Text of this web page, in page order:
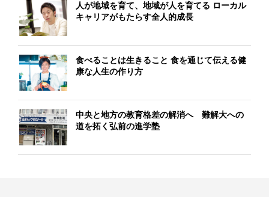
人が地域を育て、地域が人を育てる ローカル
キャリアがもたらす全人的成長
食べることは生きること 食を通じて伝える健
康な人生の作り方
中央と地方の教育格差の解消へ 難解大への
道を拓く弘前の進学塾